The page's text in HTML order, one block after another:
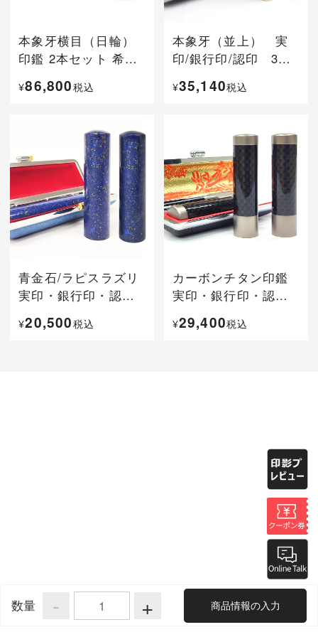
数量 - + 商品情報の入力
本象牙横目（日輪）
印鑑 2本セット 希少
¥86,800税込
本象牙（並上） 実
印/銀行印/認印 3本
¥35,140税込
青金石/ラピスラズリ
実印・銀行印・認印
¥20,500税込
カーボンチタン印鑑
実印・銀行印・認印
¥29,400税込